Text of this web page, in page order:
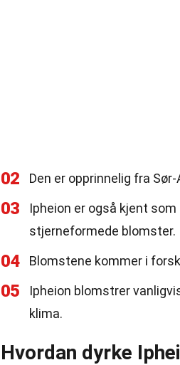
02 Den er opprinnelig fra
03
Ipheion er også kjent
stjerneformede blomster.
04 Blomstene kommer i
05
Ipheion blomstrer
klima.
Hvordan dyrke